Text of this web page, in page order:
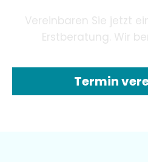
Vereinbaren Sie jetzt
Erstberatung. Wir
Termin